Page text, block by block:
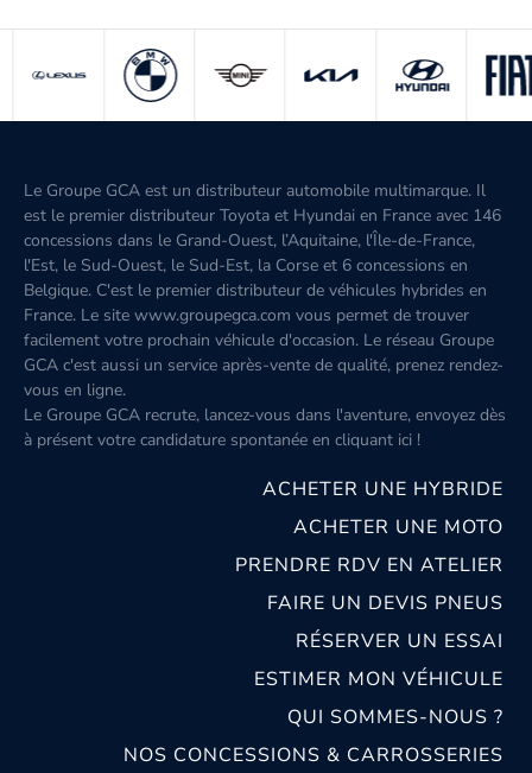
Le Groupe GCA est un distributeur automobile multimarque. Il
est le premier distributeur Toyota et Hyundai en France avec 146
concessions dans le Grand-Ouest, l’Aquitaine, l'Île-de-France,
l'Est, le Sud-Ouest, le Sud-Est, la Corse et 6 concessions en
Belgique. C'est le premier distributeur de véhicules hybrides en
France. Le site www.groupegca.com vous permet de trouver
facilement votre prochain véhicule d'occasion. Le réseau Groupe
GCA c'est aussi un service après-vente de qualité, prenez rendez-
vous en ligne.
Le Groupe GCA recrute, lancez-vous dans l'aventure, envoyez dès
à présent votre candidature spontanée en cliquant ici !
ACHETER UNE HYBRIDE
ACHETER UNE MOTO
PRENDRE RDV EN ATELIER
FAIRE UN DEVIS PNEUS
RÉSERVER UN ESSAI
ESTIMER MON VÉHICULE
QUI SOMMES-NOUS ?
NOS CONCESSIONS & CARROSSERIES